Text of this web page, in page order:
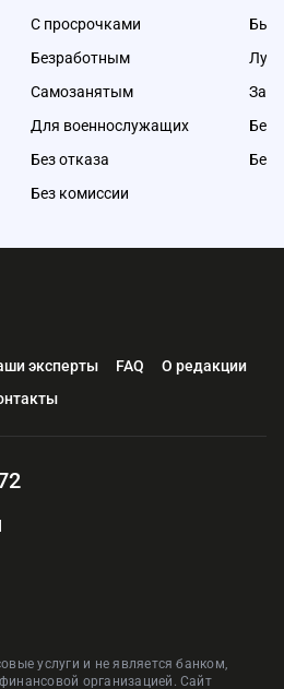
С просрочками
Безработным
Самозанятым
Для военнослужащих
Без отказа
Без комиссии
Без
Без
эксперты FAQ
О редакции
услуги и не является банком,
организацией. Сайт